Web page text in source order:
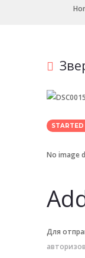
STARTED
No image
Для